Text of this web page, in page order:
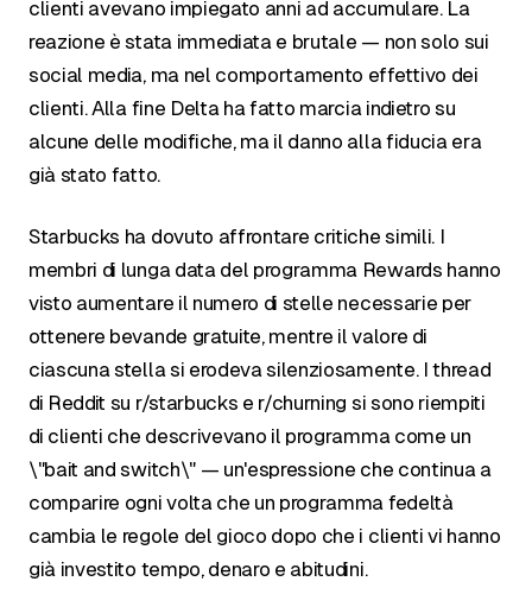
clienti avevano impiegato anni ad accumulare. La
reazione è stata immediata e brutale — non solo sui
social media, ma nel comportamento effettivo dei
clienti. Alla fine Delta ha fatto marcia indietro su
alcune delle modifiche, ma il danno alla fiducia era
già stato fatto.
Starbucks ha dovuto affrontare critiche simili. I
membri di lunga data del programma Rewards hanno
visto aumentare il numero di stelle necessarie per
ottenere bevande gratuite, mentre il valore di
ciascuna stella si erodeva silenziosamente. I thread
di Reddit su r/starbucks e r/churning si sono riempiti
di clienti che descrivevano il programma come un
\"bait and switch\" — un'espressione che continua a
comparire ogni volta che un programma fedeltà
cambia le regole del gioco dopo che i clienti vi hanno
già investito tempo, denaro e abitudini.